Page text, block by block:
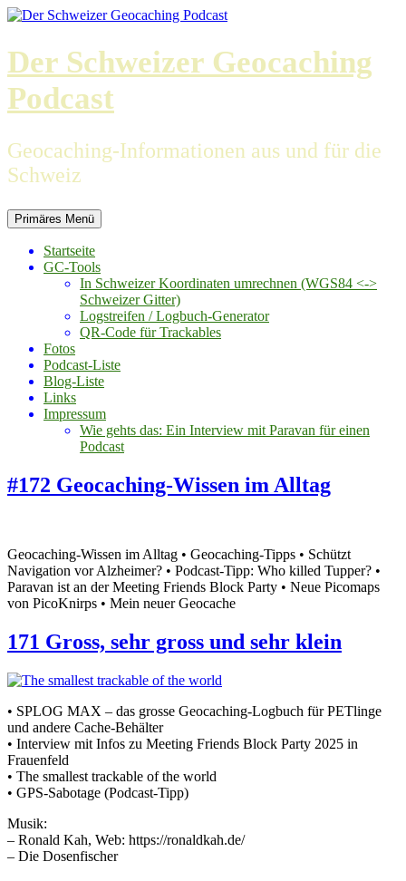
Zum
Der Schweizer Geocaching
Podcast
Geocaching-Informationen aus und für die
Schweiz
Primäres Menü
Startseite
GC-Tools
In Schweizer Koordinaten umrechnen (WGS84 <->
Schweizer Gitter)
Logstreifen / Logbuch-Generator
QR-Code für Trackables
Fotos
Podcast-Liste
Blog-Liste
Links
Impressum
Wie gehts das: Ein Interview mit Paravan für einen
Podcast
#172 Geocaching-Wissen im Alltag
Geocaching-Wissen im Alltag • Geocaching-Tipps • Schützt
Navigation vor Alzheimer? • Podcast-Tipp: Who killed Tupper? •
Paravan ist an der Meeting Friends Block Party • Neue Picomaps
von PicoKnirps • Mein neuer Geocache
171 Gross, sehr gross und sehr klein
• SPLOG MAX – das grosse Geocaching-Logbuch für PETlinge
und andere Cache-Behälter
• Interview mit Infos zu Meeting Friends Block Party 2025 in
Frauenfeld
• The smallest trackable of the world
• GPS-Sabotage (Podcast-Tipp)
Musik:
– Ronald Kah, Web: https://ronaldkah.de/
– Die Dosenfischer